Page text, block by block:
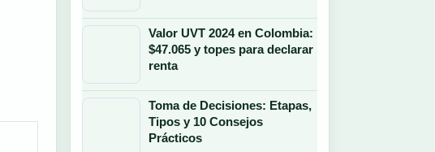
Valor UVT 2024 en Colombia:
$47.065 y topes para declarar
renta
Toma de Decisiones: Etapas,
Tipos y 10 Consejos
Prácticos